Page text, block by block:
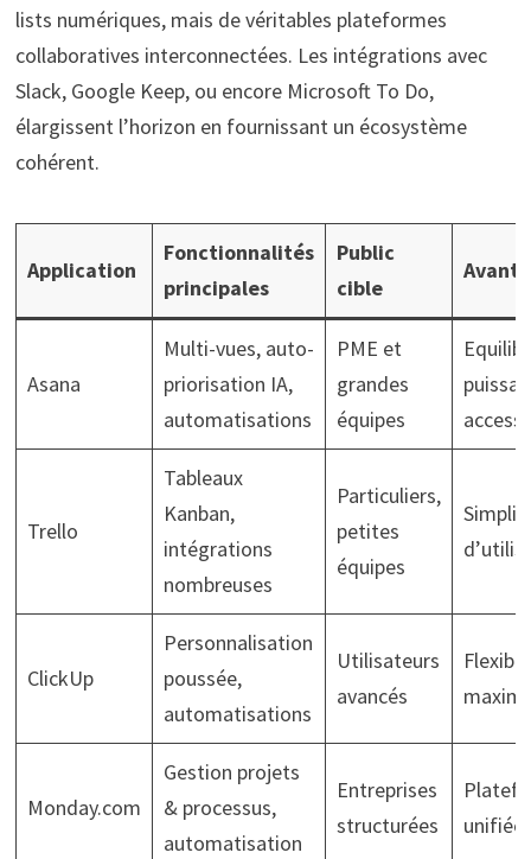
lists numériques, mais de véritables plateformes
collaboratives interconnectées. Les intégrations avec
Slack, Google Keep, ou encore Microsoft To Do,
élargissent l’horizon en fournissant un écosystème
cohérent.
Application
Fonctionnalités
principales
Public
cible
Asana
Multi-vues, auto-
priorisation IA,
automatisations
PME et
grandes
équipes
Trello
Tableaux
Kanban,
intégrations
nombreuses
Particuliers,
petites
équipes
ClickUp
Personnalisation
poussée,
automatisations
Utilisateurs
avancés
Monday.com
Gestion projets
& processus,
automatisation
Entreprises
structurées
unifiée